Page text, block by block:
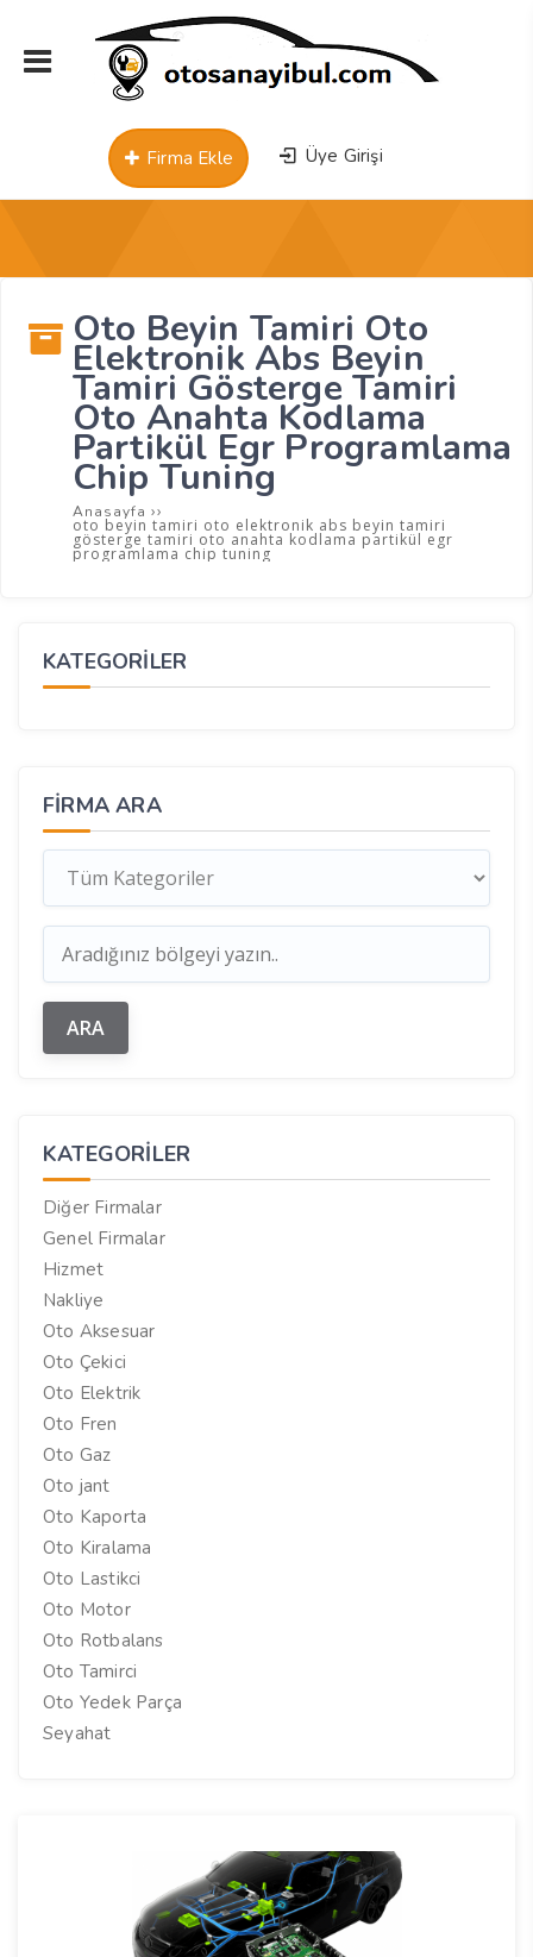
Üye Girişi
Firma Ekle
Oto Beyin Tamiri Oto
Elektronik Abs Beyin
Tamiri Gösterge Tamiri
Oto Anahta Kodlama
Partikül Egr Programlama
Chip Tuning
Anasayfa ››
oto beyin tamiri oto elektronik abs beyin tamiri
gösterge tamiri oto anahta kodlama partikül egr
programlama chip tuning
KATEGORİLER
FIRMA ARA
KATEGORILER
Diğer Firmalar
Genel Firmalar
Hizmet
Nakliye
Oto Aksesuar
Oto Çekici
Oto Elektrik
Oto Fren
Oto Gaz
Oto jant
Oto Kaporta
Oto Kiralama
Oto Lastikci
Oto Motor
Oto Rotbalans
Oto Tamirci
Oto Yedek Parça
Seyahat